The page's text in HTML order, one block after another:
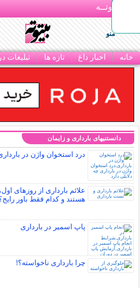
بـیتوتــه
منو
خانه اخبار داغ تازه ها تبلیغات
دانستنیهای بارداری و زایمان
درد استخوان واژن در
علائم بارداری از روزهای
هستند و کدام فقط باور
پاپ اسمیر در بارداری
چرا بارداری ناخواسته؟!